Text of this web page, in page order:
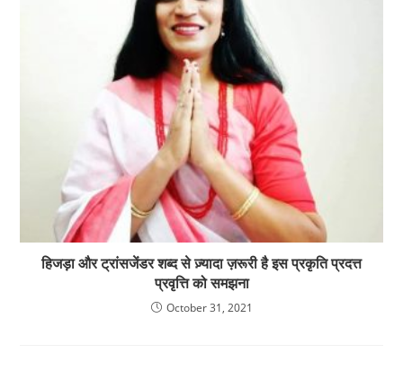
हिजड़ा और ट्रांसजेंडर शब्द से ज़्यादा ज़रूरी है इस प्रकृति प्रदत्त
प्रवृत्ति को समझना
October 31, 2021